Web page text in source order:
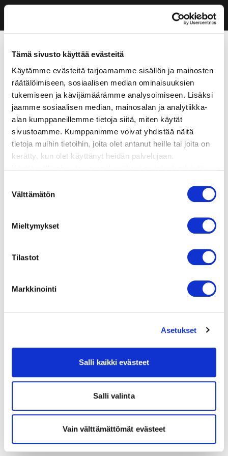
Tämä sivusto käyttää evästeitä
Käytämme evästeitä tarjoamamme sisällön ja mainosten
räätälöimiseen, sosiaalisen median ominaisuuksien
tukemiseen ja kävijämäärämme analysoimiseen. Lisäksi
jaamme sosiaalisen median, mainosalan ja analytiikka-
alan kumppaneillemme tietoja siitä, miten käytät
sivustoamme. Kumppanimme voivat yhdistää näitä
tietoja muihin tietoihin, joita olet antanut heille tai joita on
kerätty, kun olet käyttänyt heidän palvelujaan.
valinta
Välttämätön
Mieltymykset
Tilastot
Markkinointi
Asetukset
Salli kaikki evästeet
Salli valinta
Vain välttämättömät evästeet